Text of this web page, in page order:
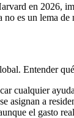
en 2026,
es un lema
Entender
cualquier
asignan a
el gasto